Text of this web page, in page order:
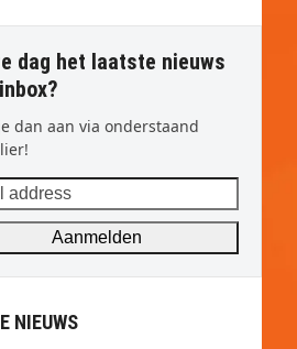
dag het laatste nieuws
dan aan via onderstaand
Aanmelden
NIEUWS